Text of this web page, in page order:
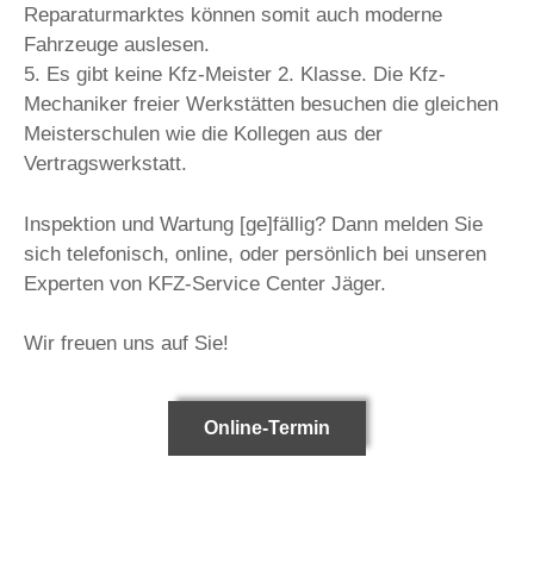
Reparaturmarktes können somit auch moderne
Fahrzeuge auslesen.
5. Es gibt keine Kfz-Meister 2. Klasse. Die Kfz-
Mechaniker freier Werkstätten besuchen die gleichen
Meisterschulen wie die Kollegen aus der
Vertragswerkstatt.
Inspektion und Wartung [ge]fällig? Dann melden Sie
sich telefonisch, online, oder persönlich bei unseren
Experten von KFZ-Service Center Jäger.
Wir freuen uns auf Sie!
Online-Termin